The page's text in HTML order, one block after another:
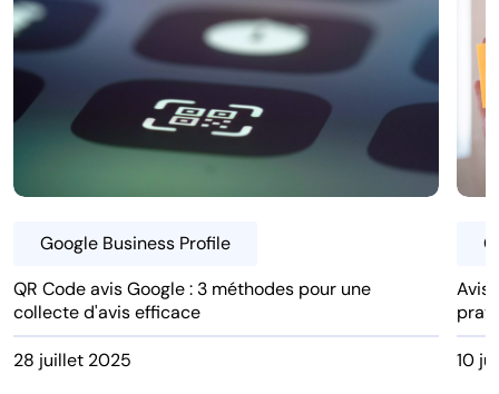
Google Business Profile
QR Code avis Google : 3 méthodes pour une
collecte d'avis efficace
28 juillet 2025
Avis
10